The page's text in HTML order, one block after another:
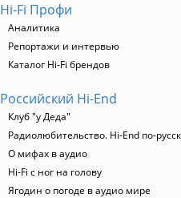
Hi-Fi Профи
Аналитика
Репортажи и интервью
Каталог Hi-Fi брендов
Российский Hi-End
Клуб "у Деда"
Радиолюбительство. Hi-End по-
О мифах в аудио
Hi-Fi с ног на голову
Ягодин о погоде в аудио мире